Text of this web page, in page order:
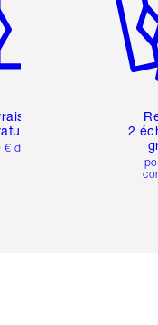
d'achats
2